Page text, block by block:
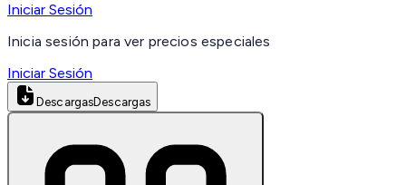
Iniciar Sesión
Inicia sesión para ver precios especiales
Iniciar Sesión
DescargasDescargas